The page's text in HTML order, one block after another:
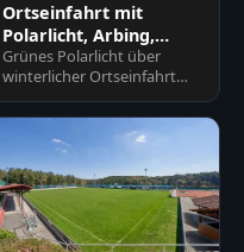
Ortseinfahrt mit
Polarlicht, Arbing,
Altötting, Oberbayern
Grünes Polarlicht über
winterlicher Ortseinfahrt
Arbing (Reischach),
Altötting, Oberbayern,
Deutschl…